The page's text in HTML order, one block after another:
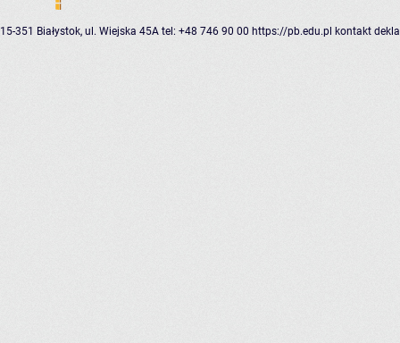
15-351 Białystok, ul. Wiejska 45A tel: +48 746 90 00 https://pb.edu.pl kontakt